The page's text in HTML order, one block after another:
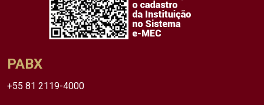
PABX
+55 81 2119-4000